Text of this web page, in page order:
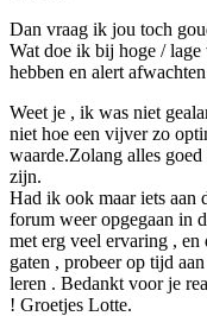
Dan vraag ik jou toch
Wat doe ik bij hoge / lage
hebben en alert
Weet je , ik was niet
niet hoe een vijver zo
waarde.Zolang alles
zijn.
Had ik ook maar iets aan
forum weer opgegaan in
met erg veel ervaring , en
gaten , probeer op tijd
leren . Bedankt voor je
! Groetjes Lotte.